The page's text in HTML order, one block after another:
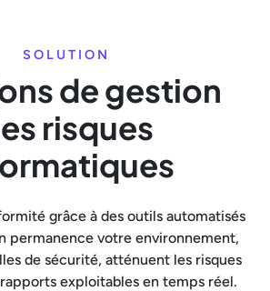
SOLUTION
de gestion
risques
grâce à des outils automatisés
permanence votre environnement,
de sécurité, atténuent les risques
exploitables en temps réel.